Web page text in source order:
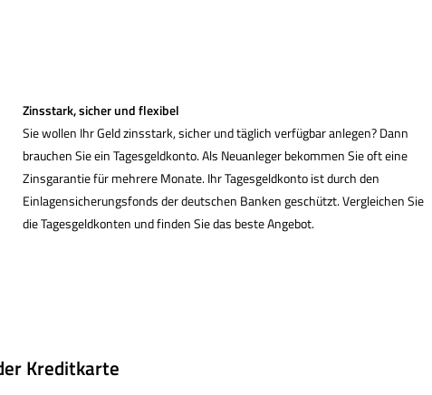
Zinsstark, sicher und flexibel
Sie wollen Ihr Geld zinsstark, sicher und täglich verfügbar anlegen? Dann
brauchen Sie ein Tages­geldkonto. Als Neuanleger bekommen Sie oft eine
Zinsgarantie für mehrere Monate. Ihr Tages­geldkonto ist durch den
Einlagensicherungsfonds der deutschen Banken geschützt. Vergleichen Sie
die Tages­geldkonten und finden Sie das beste Angebot.
Kredit­karte